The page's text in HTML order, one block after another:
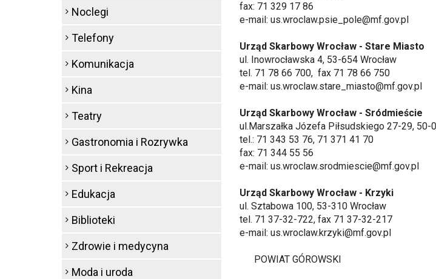
fax: 71 329 17 86
e-mail: us.wroclaw.psie_pole@mf.gov.pl
Urząd Skarbowy Wrocław - Stare Miasto
ul. Inowrocławska 4, 53-654 Wrocław
tel. 71 78 66 700, fax 71 78 66 750
e-mail: us.wroclaw.stare_miasto@mf.gov.pl
Urząd Skarbowy Wrocław - Sródmieście
ul.Marszałka Józefa Piłsudskiego 27-29, 50-
tel.: 71 343 53 76, 71 371 41 70
fax: 71 344 55 56
e-mail: us.wroclaw.srodmiescie@mf.gov.pl
Urząd Skarbowy Wrocław - Krzyki
ul. Sztabowa 100, 53-310 Wrocław
tel. 71 37-32-722, fax 71 37-32-217
e-mail: us.wroclaw.krzyki@mf.gov.pl
POWIAT GÓROWSKI
Noclegi
Telefony
Komunikacja
Kina
Teatry
Gastronomia i Rozrywka
Sport i Rekreacja
Edukacja
Biblioteki
Zdrowie i medycyna
Moda i uroda